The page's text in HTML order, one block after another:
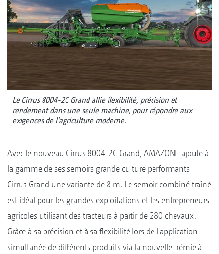
Le Cirrus 8004-2C Grand allie flexibilité, précision et
rendement dans une seule machine, pour répondre aux
exigences de l'agriculture moderne.
Avec le nouveau Cirrus 8004-2C Grand, AMAZONE ajoute à
la gamme de ses semoirs grande culture performants
Cirrus Grand une variante de 8 m. Le semoir combiné traîné
est idéal pour les grandes exploitations et les entrepreneurs
agricoles utilisant des tracteurs à partir de 280 chevaux.
Grâce à sa précision et à sa flexibilité lors de l'application
simultanée de différents produits via la nouvelle trémie à